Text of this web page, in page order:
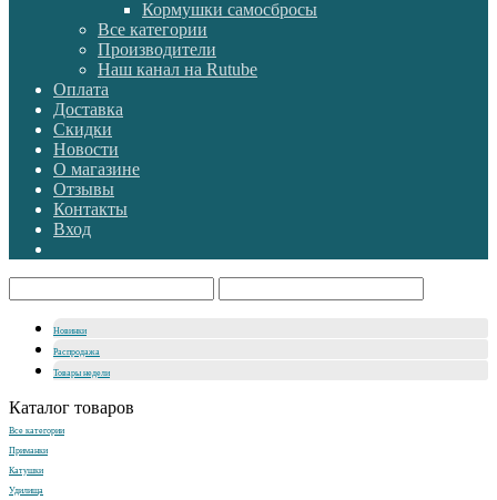
Кормушки самосбросы
Все категории
Производители
Наш канал на Rutube
Оплата
Доставка
Скидки
Новости
О магазине
Отзывы
Контакты
Вход
Новинки
Распродажа
Товары недели
Каталог товаров
Все категории
Приманки
Катушки
Удилища